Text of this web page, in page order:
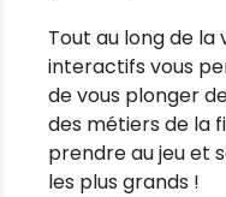
Tout au long de la
interactifs vous
de vous plonger
des métiers de la
prendre au jeu et
les plus grands !